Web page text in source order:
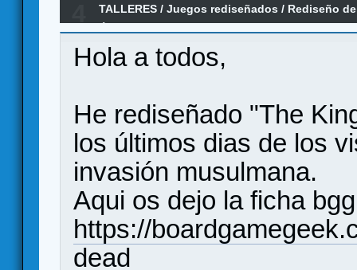
TALLERES /Juegos rediseñados / Rediseño
Hola a todos,
He rediseñado "The
los últimos dias de los
invasión musulmana.
Aqui os dejo la ficha
https://
dead